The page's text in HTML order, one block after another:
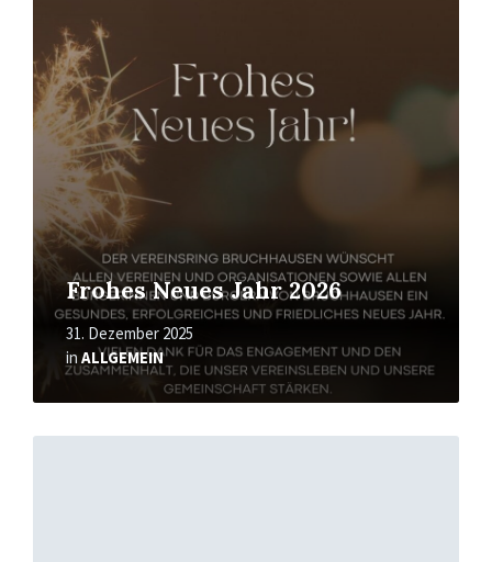
Frohes Neues Jahr 2026
31. Dezember 2025
in ALLGEMEIN
erfahren
Mehr